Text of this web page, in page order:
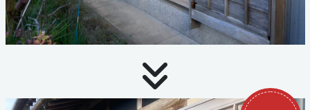
代表電話
059-324-3068
三泗エリア直通
059-324-3068